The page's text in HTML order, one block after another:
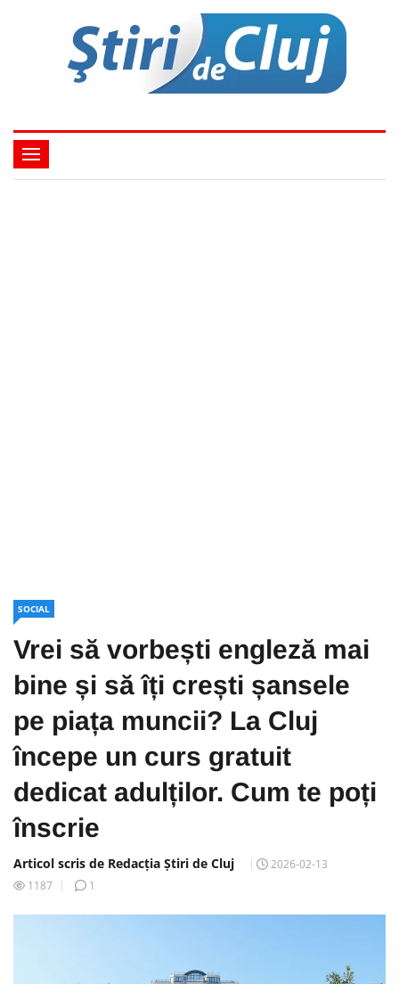
SOCIAL
Vrei să vorbești engleză mai
bine și să îți crești șansele
pe piața muncii? La Cluj
începe un curs gratuit
dedicat adulților. Cum te poți
înscrie
Articol scris de Redacția Știri de Cluj
2026-02-13
1187
1